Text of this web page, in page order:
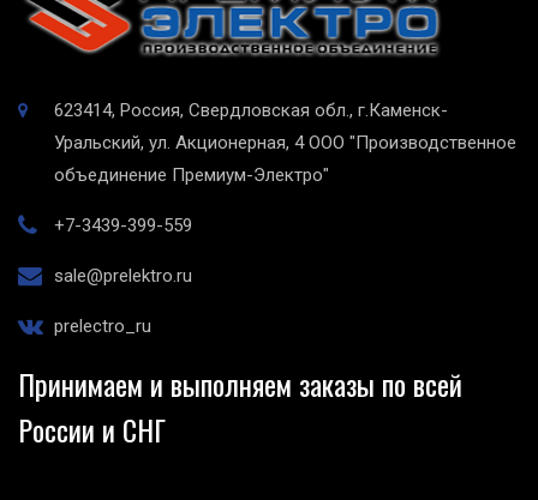
623414, Россия, Свердловская обл., г.Каменск-
Уральский, ул. Акционерная, 4 ООО "Производственное
объединение Премиум-Электро"
+7-3439-399-559
sale@prelektro.ru
prelectro_ru
Принимаем и выполняем заказы по всей
России и СНГ